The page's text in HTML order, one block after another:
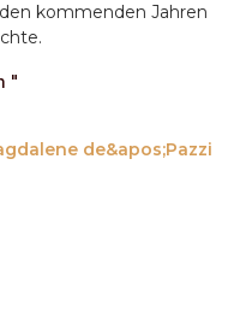
kommenden Jahren
"